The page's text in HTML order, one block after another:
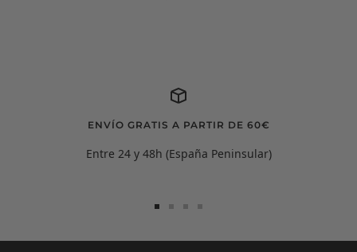
ENVÍO GRATIS A PARTIR DE 60€
Entre 24 y 48h (España Peninsular)